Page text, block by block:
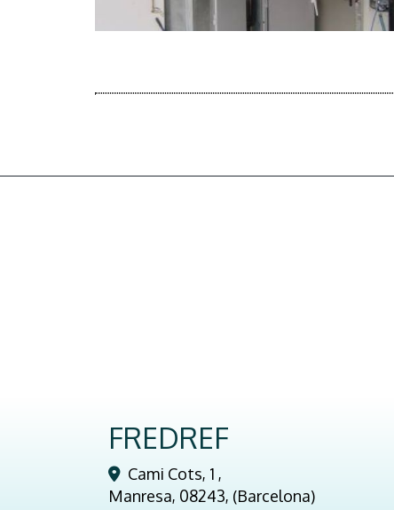
FREDREF
Cami Cots, 1 ,
Manresa, 08243, (Barcelona)